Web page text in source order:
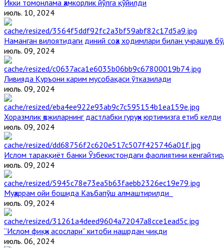
Икки томонлама ҳамкорлик йўлга қўйилди
июль. 10, 2024
Наманган вилоятидаги диний соҳа ходимлари билан учрашув
июль. 09, 2024
Ливияда Қуръони карим мусобақаси ўтказилади
июль. 09, 2024
Хоразмлик ҳожиларнинг дастлабки гуруҳи юртимизга етиб келди
июль. 09, 2024
Ислом тараққиёт банки Ўзбекистондаги фаолиятини
июль. 09, 2024
Муҳаррам ойи бошида Каъбапўш алмаштирилди
июль. 09, 2024
“Ислом фиқҳи асослари” китоби нашрдан чиқди
июль. 06, 2024